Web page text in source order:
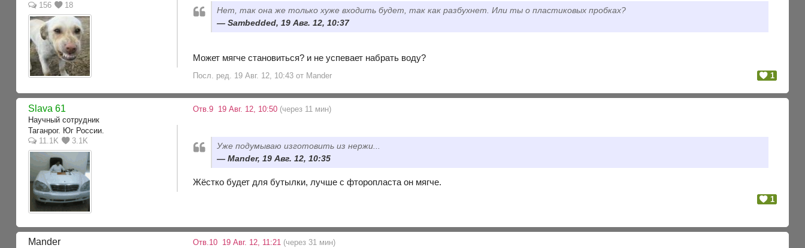
156
18
Нет, так она же только хуже входить будет, так как разбухнет. Или ты о пластиковых пробках?
Sambedded, 19 Авг. 12, 10:37
Может мягче становиться? и не успевает набрать воду?
Посл. ред. 19 Авг. 12, 10:43 от Mander 1
Slava 61
Научный сотрудник
Таганрог. Юг России.
11.1K
3.1K
Отв.9 19 Авг. 12, 10:50 (через 11 мин)
Уже подумываю изготовить из нержи...
Mander, 19 Авг. 12, 10:35
Жёстко будет для бутылки, лучше с фторопласта он мягче.
1
Mander Отв.10 19 Авг. 12, 11:21 (через 31 мин)